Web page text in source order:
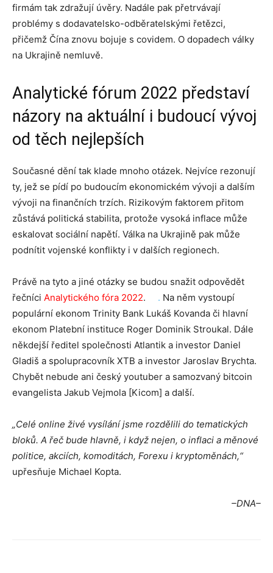
firmám tak zdražují úvěry. Nadále pak přetrvávají
problémy s dodavatelsko-odběratelskými řetězci,
přičemž Čína znovu bojuje s covidem. O dopadech války
na Ukrajině nemluvě.
Analytické fórum 2022 představí
názory na aktuální i budoucí vývoj
od těch nejlepších
Současné dění tak klade mnoho otázek. Nejvíce rezonují
ty, jež se pídí po budoucím ekonomickém vývoji a dalším
vývoji na finančních trzích. Rizikovým faktorem přitom
zůstává politická stabilita, protože vysoká inflace může
eskalovat sociální napětí. Válka na Ukrajině pak může
podnítit vojenské konflikty i v dalších regionech.
Právě na tyto a jiné otázky se budou snažit odpovědět
řečníci Analytického fóra 2022. . Na něm vystoupí
populární ekonom Trinity Bank Lukáš Kovanda či hlavní
ekonom Platební instituce Roger Dominik Stroukal. Dále
někdejší ředitel společnosti Atlantik a investor Daniel
Gladiš a spolupracovník XTB a investor Jaroslav Brychta.
Chybět nebude ani český youtuber a samozvaný bitcoin
evangelista Jakub Vejmola [Kicom] a další.
„Celé online živé vysílání jsme rozdělili do tematických
bloků. A řeč bude hlavně, i když nejen, o inflaci a měnové
politice, akciích, komoditách, Forexu i kryptoměnách,“
upřesňuje Michael Kopta.
–DNA–